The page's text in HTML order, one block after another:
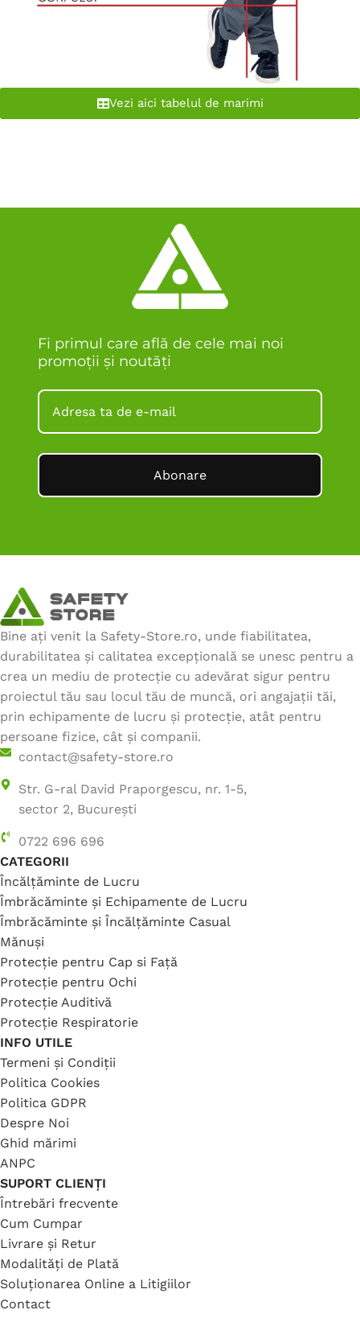
Vezi aici tabelul de marimi
Fi primul care află de cele mai noi
promoții și noutăți
Abonare
Bine ați venit la Safety-Store.ro, unde fiabilitatea,
durabilitatea și calitatea excepțională se unesc pentru a
crea un mediu de protecție cu adevărat sigur pentru
proiectul tău sau locul tău de muncă, ori angajații tăi,
prin echipamente de lucru și protecție, atât pentru
persoane fizice, cât și companii.
contact@safety-store.ro
Str. G-ral David Praporgescu, nr. 1-5,
sector 2, București
0722 696 696
CATEGORII
Încălțăminte de Lucru
Îmbrăcăminte și Echipamente de Lucru
Îmbrăcăminte și Încălțăminte Casual
Mănuși
Protecție pentru Cap si Față
Protecție pentru Ochi
Protecție Auditivă
Protecție Respiratorie
INFO UTILE
Termeni și Condiții
Politica Cookies
Politica GDPR
Despre Noi
Ghid mărimi
ANPC
SUPORT CLIENȚI
Întrebări frecvente
Cum Cumpar
Livrare și Retur
Modalități de Plată
Soluționarea Online a Litigiilor
Contact